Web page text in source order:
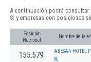
A continuación podrá
Sl y empresas con posiciones
Posición
Nacional
Nombre de la
155.579
ABESAN HOTEL
SL